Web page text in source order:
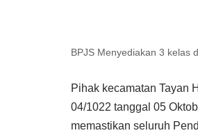
BPJS Menyediakan 3 kelas
Pihak kecamatan Tayan
04/1022 tanggal 05
memastikan seluruh